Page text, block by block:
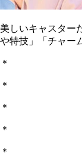
美しいキャスター
や特技」「チャー
＊
＊
＊
＊
＊